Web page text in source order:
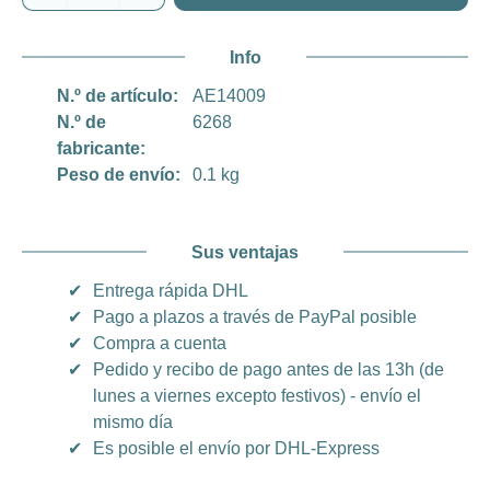
Info
N.º de artículo:
AE14009
N.º de
fabricante:
6268
Peso de envío: 0.1 kg
Sus ventajas
✔
Entrega rápida DHL
✔
Pago a plazos a través de PayPal posible
✔
Compra a cuenta
✔
Pedido y recibo de pago antes de las 13h (de
lunes a viernes excepto festivos) - envío el
mismo día
✔
Es posible el envío por DHL-Express